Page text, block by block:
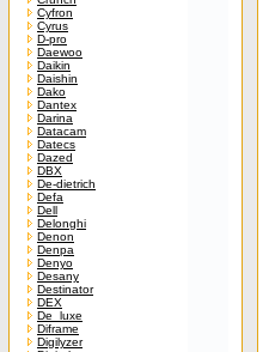
Cyfron
Cyrus
D-pro
Daewoo
Daikin
Daishin
Dako
Dantex
Darina
Datacam
Datecs
Dazed
DBX
De-dietrich
Defa
Dell
Delonghi
Denon
Denpa
Denyo
Desany
Destinator
DEX
De_luxe
Diframe
Digilyzer